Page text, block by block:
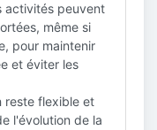
activités peuvent
même si
pour maintenir
et éviter les
reste flexible et
l'évolution de la